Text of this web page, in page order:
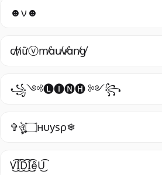
☻ν☻
c̸h̸ữⓥm̸àu̸v̸àn̸g̸
꧁༺🅛🅘🅝🅗 ༻꧂
✞ঔৣ۝нυуѕρ❄
V͜͡I͜͡D͜͡I͜͡ệU͜͡